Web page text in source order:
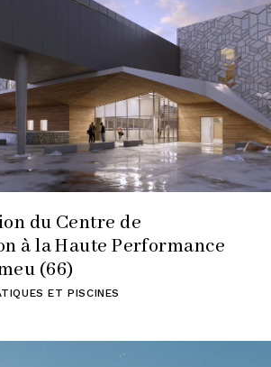
du Centre de
à la Haute Performance
(66)
ET PISCINES